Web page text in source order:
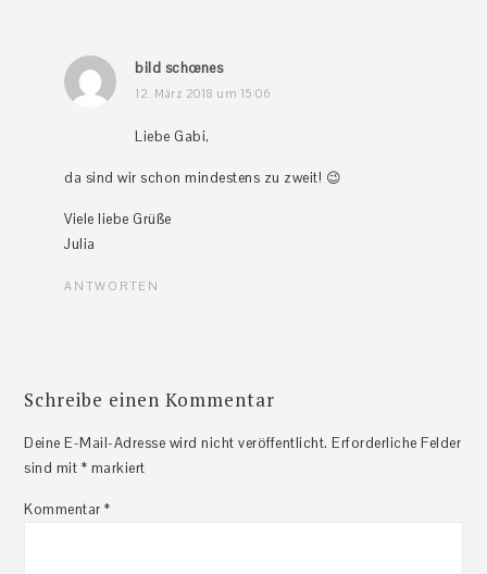
bild schœnes
12. März 2018 um 15:06
Liebe Gabi,
da sind wir schon mindestens zu zweit! 😉
Viele liebe Grüße
Julia
ANTWORTEN
Schreibe einen Kommentar
Deine E-Mail-Adresse wird nicht veröffentlicht. Erforderliche Felder
sind mit * markiert
Kommentar*